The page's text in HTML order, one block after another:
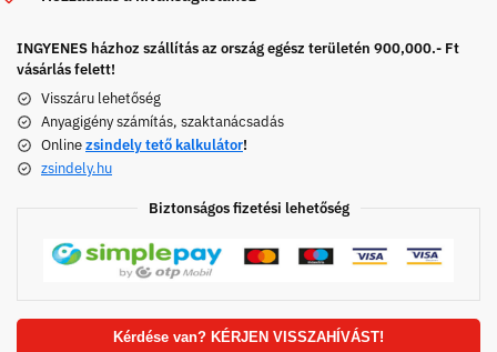
INGYENES házhoz szállítás az ország egész területén 900,000.- Ft
vásárlás felett!
Visszáru lehetőség
Anyagigény számítás, szaktanácsadás
Onlinezsindely tető kalkulátor!
zsindely.hu
Biztonságos fizetési lehetőség
Kérdése van? KÉRJEN VISSZAHÍVÁST!